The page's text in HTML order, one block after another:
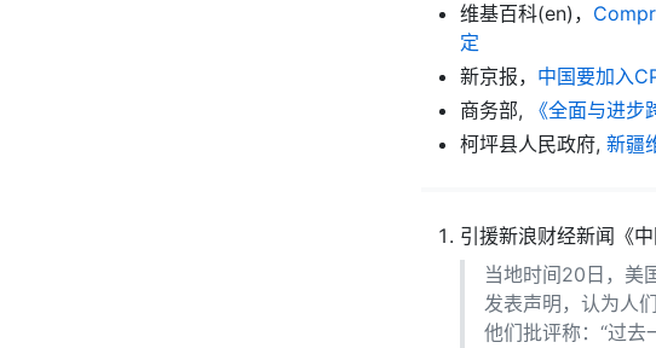
维基百科(en)，
定
新京报， 中国要加入
商务部,
《全面与进
柯坪县人民政府, 新疆
引援新浪财经新闻《
当地时间20日，美
发表声明，认为人
他们批评称：“过